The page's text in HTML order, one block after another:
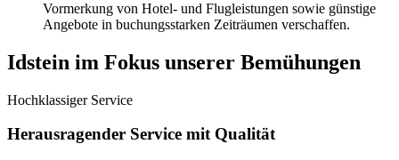
Vormerkung von Hotel- und Flugleistungen sowie günstige
Angebote in buchungsstarken Zeiträumen verschaffen.
Idstein im Fokus unserer Bemühungen
Hochklassiger Service
Herausragender Service mit Qualität